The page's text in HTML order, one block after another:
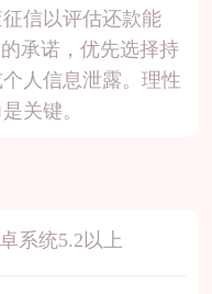
信以评估还款能
承诺，优先选择持
人信息泄露。理性
关键。
系统5.2以上